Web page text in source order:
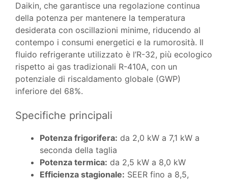
Daikin, che garantisce una regolazione continua
della potenza per mantenere la temperatura
desiderata con oscillazioni minime, riducendo al
contempo i consumi energetici e la rumorosità. Il
fluido refrigerante utilizzato è l’R-32, più ecologico
rispetto ai gas tradizionali R-410A, con un
potenziale di riscaldamento globale (GWP)
inferiore del 68%.
Specifiche principali
Potenza frigorifera: da 2,0 kW a 7,1 kW a
seconda della taglia
Potenza termica: da 2,5 kW a 8,0 kW
Efficienza stagionale: SEER fino a 8,5,